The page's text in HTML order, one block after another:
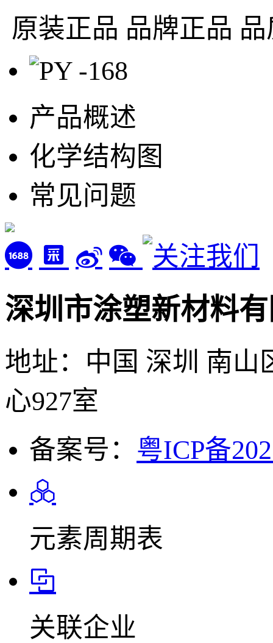
原装正品 品牌正品
产品概述
化学结构图
常见问题
深圳市涂塑新材料
地址：中国 深圳 南山
心927室
备案号： 粤ICP备
元素周期表
关联企业